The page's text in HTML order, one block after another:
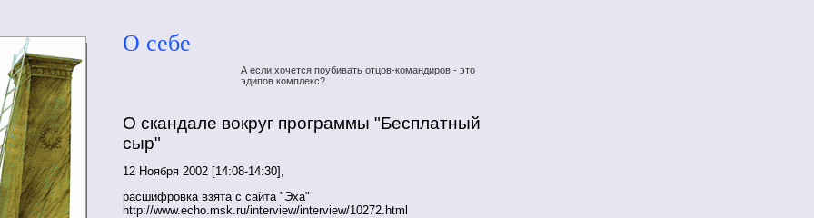
О себе
А если хочется поубивать отцов-командиров - это
эдипов комплекс?
О скандале вокруг программы "Бесплатный
сыр"
12 Ноября 2002 [14:08-14:30],
расшифровка взята с сайта "Эха"
http://www.echo.msk.ru/interview/interview/10272.html